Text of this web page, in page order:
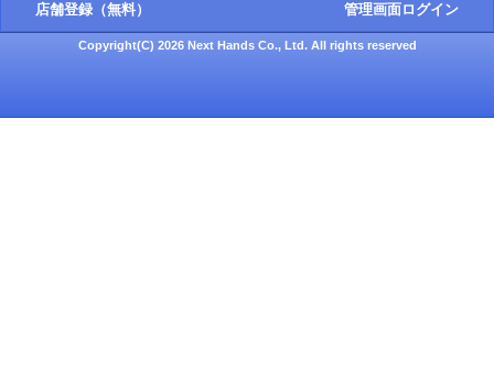
店舗登録（無料） 管理画面ログイン
Copyright(C) 2026 Next Hands Co., Ltd. All rights reserved